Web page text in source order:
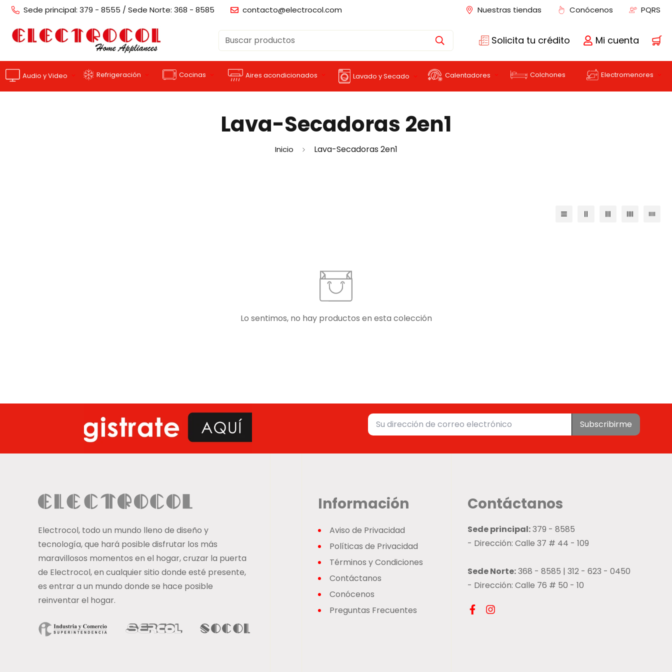
Sede principal: 379 - 8555 / Sede Norte: 368 - 8585 contacto@electrocol.com Nuestras tiendas Conócenos PQRS
Buscar productos Solicita tu crédito Mi cuenta
Audio y Video Refrigeración Cocinas Aires acondicionados Lavado y Secado Calentadores Colchones Electromenores
Lava-Secadoras 2en1
Inicio Lava-Secadoras 2en1
Lo sentimos, no hay productos en esta colección
Subscribirme
Electrocol, todo un mundo lleno de diseño y
tecnología, que hará posible disfrutar los más
maravillosos momentos en el hogar, cruzar la puerta
de Electrocol, en cualquier sitio donde esté presente,
es entrar a un mundo donde se hace posible
reinventar el hogar.
Información
Aviso de Privacidad
Políticas de Privacidad
Términos y Condiciones
Contáctanos
Conócenos
Preguntas Frecuentes
Contáctanos
Sede principal:379 - 8585
- Dirección: Calle 37 # 44 - 109
Sede Norte:368 - 8585 | 312 - 623 - 0450
- Dirección: Calle 76 # 50 - 10